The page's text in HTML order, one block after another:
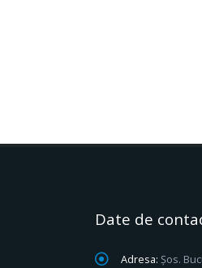
Date de
Adresa: Șos.